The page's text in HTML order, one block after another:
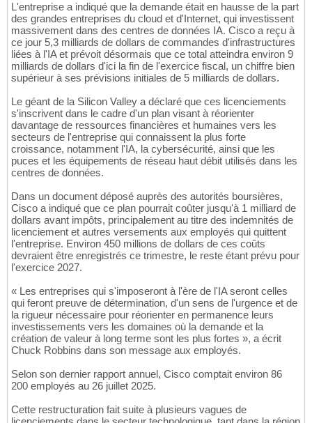
L'entreprise a indiqué que la demande était en hausse de la part
des grandes entreprises du cloud et d'Internet, qui investissent
massivement dans des centres de données IA. Cisco a reçu à
ce jour 5,3 milliards de dollars de commandes d'infrastructures
liées à l'IA et prévoit désormais que ce total atteindra environ 9
milliards de dollars d'ici la fin de l'exercice fiscal, un chiffre bien
supérieur à ses prévisions initiales de 5 milliards de dollars.
Le géant de la Silicon Valley a déclaré que ces licenciements
s'inscrivent dans le cadre d'un plan visant à réorienter
davantage de ressources financières et humaines vers les
secteurs de l'entreprise qui connaissent la plus forte
croissance, notamment l'IA, la cybersécurité, ainsi que les
puces et les équipements de réseau haut débit utilisés dans les
centres de données.
Dans un document déposé auprès des autorités boursières,
Cisco a indiqué que ce plan pourrait coûter jusqu'à 1 milliard de
dollars avant impôts, principalement au titre des indemnités de
licenciement et autres versements aux employés qui quittent
l'entreprise. Environ 450 millions de dollars de ces coûts
devraient être enregistrés ce trimestre, le reste étant prévu pour
l'exercice 2027.
« Les entreprises qui s'imposeront à l'ère de l'IA seront celles
qui feront preuve de détermination, d'un sens de l'urgence et de
la rigueur nécessaire pour réorienter en permanence leurs
investissements vers les domaines où la demande et la
création de valeur à long terme sont les plus fortes », a écrit
Chuck Robbins dans son message aux employés.
Selon son dernier rapport annuel, Cisco comptait environ 86
200 employés au 26 juillet 2025.
Cette restructuration fait suite à plusieurs vagues de